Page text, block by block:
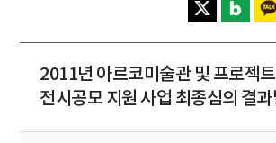
2011년 아르코미술관 및 프로젝
전시공모 지원 사업 최종심의 결